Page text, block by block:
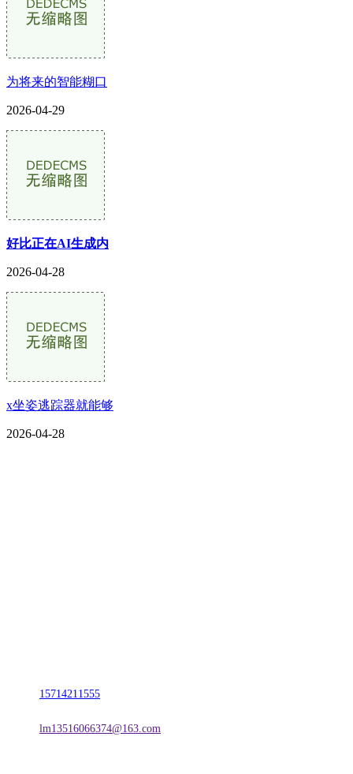
为将来的智能糊口
2026-04-29
好比正在AI生成内
2026-04-28
x坐姿逃踪器就能够
2026-04-28
15714211555
lm13516066374@163.com